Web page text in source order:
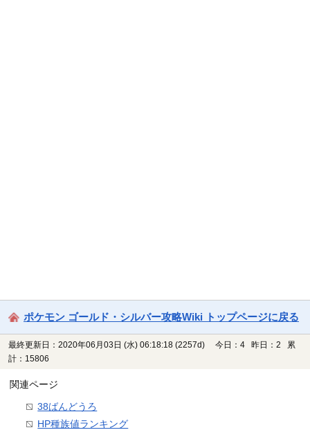
ポケモン ゴールド・シルバー攻略Wiki トップページに戻る
最終更新日：2020年06月03日 (水) 06:18:18 (2257d)
今日：4 昨日：2 累
計：15806
関連ページ
38ばんどうろ
HP種族値ランキング